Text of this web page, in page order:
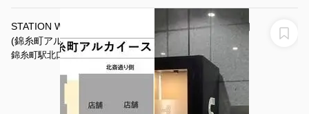
STATION WORK（ステーションワーク） 錦糸町駅北口
(錦糸町アルカイースト1F) アルカ BOOTH1＊
錦糸町駅北口(錦糸町アルカイースト1F)